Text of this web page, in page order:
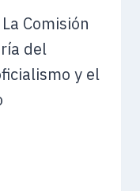
Comisión
del
y el